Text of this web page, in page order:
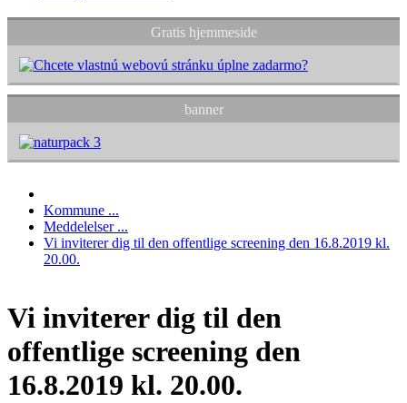
Gratis hjemmeside
banner
Kommune ...
Meddelelser ...
Vi inviterer dig til den offentlige screening den 16.8.2019 kl.
20.00.
Vi inviterer dig til den
offentlige screening den
16.8.2019 kl. 20.00.